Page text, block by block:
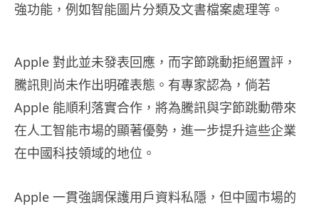
強功能，例如智能圖片分類及文書檔案處理等。
Apple 對此並未發表回應，而字節跳動拒絕置評，
騰訊則尚未作出明確表態。有專家認為，倘若
Apple 能順利落實合作，將為騰訊與字節跳動帶來
在人工智能市場的顯著優勢，進一步提升這些企業
在中國科技領域的地位。
Apple 一貫強調保護用戶資料私隱，但中國市場的